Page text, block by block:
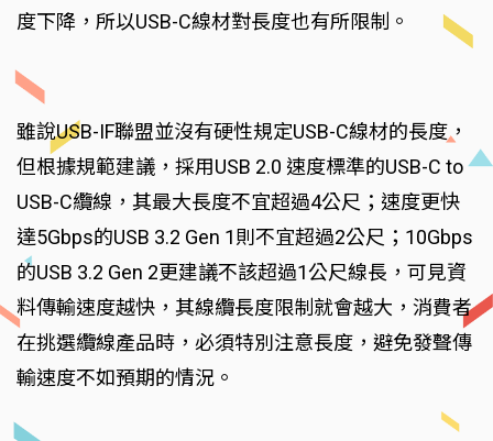
度下降，所以USB-C線材對長度也有所限制。
雖說USB-IF聯盟並沒有硬性規定USB-C線材的長度，
但根據規範建議，採用USB 2.0 速度標準的USB-C to
USB-C纜線，其最大長度不宜超過4公尺；速度更快
達5Gbps的USB 3.2 Gen 1則不宜超過2公尺；10Gbps
的USB 3.2 Gen 2更建議不該超過1公尺線長，可見資
料傳輸速度越快，其線纜長度限制就會越大，消費者
在挑選纜線產品時，必須特別注意長度，避免發聲傳
輸速度不如預期的情況。